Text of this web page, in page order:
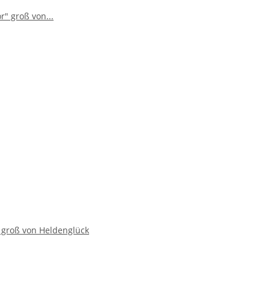
von Heldenglück